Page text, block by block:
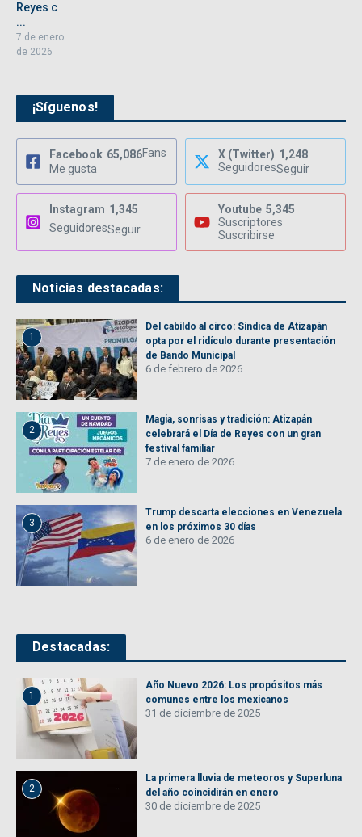
Reyes c
...
7 de enero
de 2026
¡Síguenos!
Facebook 65,086Fans
Me gusta
X (Twitter) 1,248
SeguidoresSeguir
Instagram 1,345
SeguidoresSeguir
Youtube 5,345
Suscriptores
Suscribirse
Noticias destacadas:
1
Del cabildo al circo: Síndica de Atizapán
opta por el ridículo durante presentación
de Bando Municipal
6 de febrero de 2026
2
Magia, sonrisas y tradición: Atizapán
celebrará el Día de Reyes con un gran
festival familiar
7 de enero de 2026
3
Trump descarta elecciones en Venezuela
en los próximos 30 días
6 de enero de 2026
Destacadas:
1
Año Nuevo 2026: Los propósitos más
comunes entre los mexicanos
31 de diciembre de 2025
2
La primera lluvia de meteoros y Superluna
del año coincidirán en enero
30 de diciembre de 2025